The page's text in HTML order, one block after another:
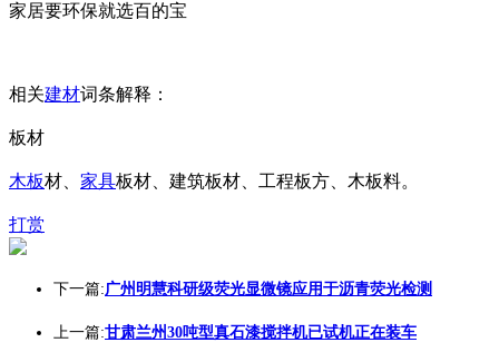
家居要环保就选百的宝
相关建材词条解释：
板材
木板材、 家具板材、建筑板材、工程板方、木板料。
打赏
下一篇:广州明慧科研级荧光显微镜应用于沥青荧光检测
上一篇:甘肃兰州30吨型真石漆搅拌机已试机正在装车